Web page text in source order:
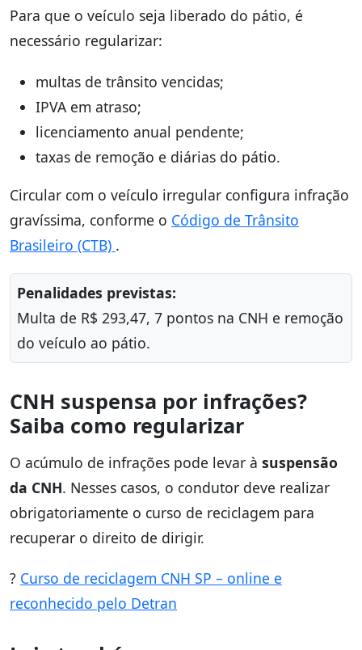
Para que o veículo seja liberado do pátio, é
necessário regularizar:
multas de trânsito vencidas;
IPVA em atraso;
licenciamento anual pendente;
taxas de remoção e diárias do pátio.
Circular com o veículo irregular configura infração
gravíssima, conforme o Código de Trânsito
Brasileiro (CTB) .
Penalidades previstas:
Multa de R$ 293,47, 7 pontos na CNH e remoção
do veículo ao pátio.
CNH suspensa por infrações?
Saiba como regularizar
O acúmulo de infrações pode levar à suspensão
da CNH. Nesses casos, o condutor deve realizar
obrigatoriamente o curso de reciclagem para
recuperar o direito de dirigir.
? Curso de reciclagem CNH SP – online e
reconhecido pelo Detran